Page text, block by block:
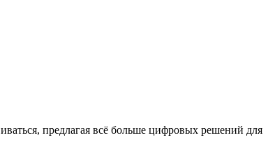
предлагая всё больше цифровых решений для